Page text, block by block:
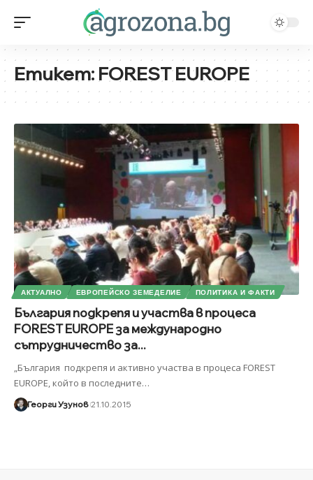
Етикет:FOREST EUROPE
АКТУАЛНО ЕВРОПЕЙСКО ЗЕМЕДЕЛИЕ ПОЛИТИКА И ФАКТИ
България подкрепя и участва в процеса
FOREST EUROPE за международно
сътрудничество за...
„България подкрепя и активно участва в процеса FOREST
EUROPE, който в последните…
Георги Узунов 21.10.2015